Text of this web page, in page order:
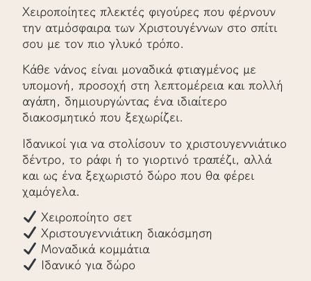
Χειροποίητες πλεκτές φιγούρες που φέρνουν
την ατμόσφαιρα των Χριστουγέννων στο σπίτι
σου με τον πιο γλυκό τρόπο.
Κάθε νάνος είναι μοναδικά φτιαγμένος με
υπομονή, προσοχή στη λεπτομέρεια και πολλή
αγάπη, δημιουργώντας ένα ιδιαίτερο
διακοσμητικό που ξεχωρίζει.
Ιδανικοί για να στολίσουν το χριστουγεννιάτικο
δέντρο, το ράφι ή το γιορτινό τραπέζι, αλλά
και ως ένα ξεχωριστό δώρο που θα φέρει
χαμόγελα.
Χειροποίητο σετ
Χριστουγεννιάτικη διακόσμηση
Μοναδικά κομμάτια
Ιδανικό για δώρο